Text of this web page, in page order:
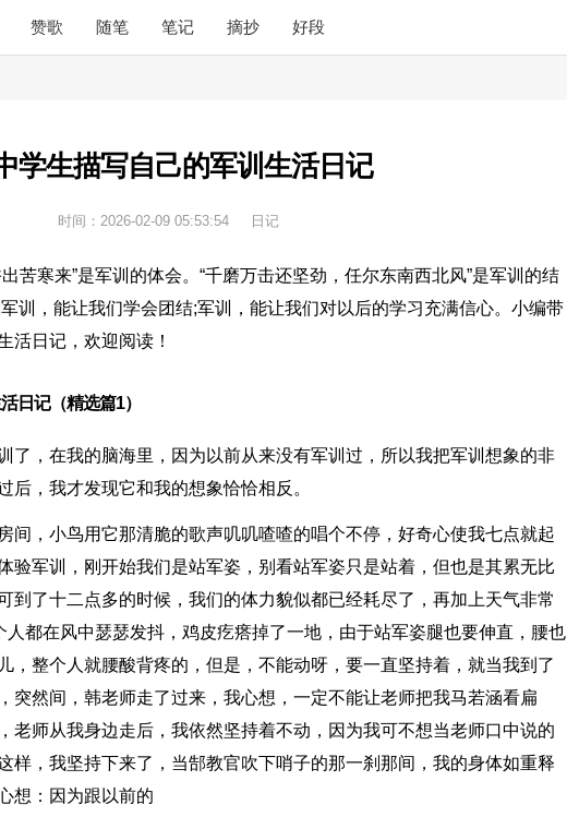
赞歌 随笔 笔记 摘抄 好段
学生描写自己的军训生活日记
时间： 2026-02-09 05:53:54 日记
苦寒来”是军训的体会。“千磨万击还坚劲，任尔东南西北风”是军训的结
训，能让我们学会团结;军训，能让我们对以后的学习充满信心。小编带
活日记，欢迎阅读！
日记（精选篇1）
了，在我的脑海里，因为以前从来没有军训过，所以我把军训想象的非
后，我才发现它和我的想象恰恰相反。
间，小鸟用它那清脆的歌声叽叽喳喳的唱个不停，好奇心使我七点就起
验军训，刚开始我们是站军姿，别看站军姿只是站着，但也是其累无比
到了十二点多的时候，我们的体力貌似都已经耗尽了，再加上天气非常
人都在风中瑟瑟发抖，鸡皮疙瘩掉了一地，由于站军姿腿也要伸直，腰也
，整个人就腰酸背疼的，但是，不能动呀，要一直坚持着，就当我到了
突然间，韩老师走了过来，我心想，一定不能让老师把我马若涵看扁
老师从我身边走后，我依然坚持着不动，因为我可不想当老师口中说的
样，我坚持下来了，当郜教官吹下哨子的那一刹那间，我的身体如重释
想：因为跟以前的